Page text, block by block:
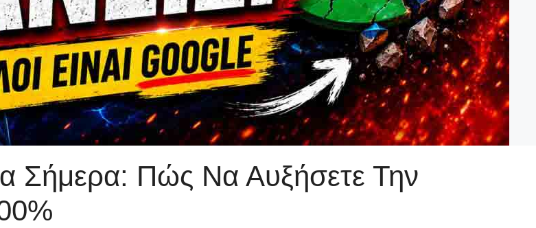
Σήμερα: Πώς Να Αυξήσετε Την